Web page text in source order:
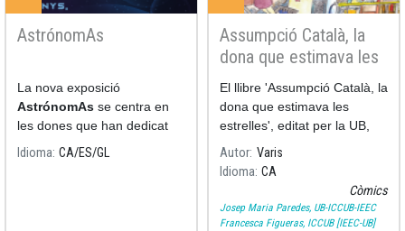
AstrónomAs
La nova exposició
AstrónomAs se centra en
les dones que han dedicat
les seves nits i els seus dies
Idioma CA ES GL
Assumpció Català, la
dona que estimava les
estrelles
El llibre 'Assumpció Català, la
dona que estimava les
estrelles', editat per la UB,
escrit per Ramon Dilla (UB) i
il·lustrat per Pilarín Bayés,
recull els moments més
significatius de la vida i la
Autor Varis
Idioma CA
Còmics
Josep Maria Paredes, UB-ICCUB-IEEC
Francesca Figueras, ICCUB [IEEC-UB]